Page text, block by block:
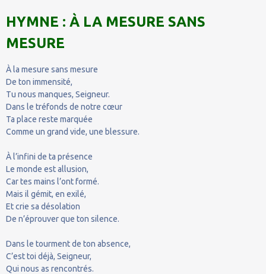
HYMNE : À LA MESURE SANS
MESURE
À la mesure sans mesure
De ton immensité,
Tu nous manques, Seigneur.
Dans le tréfonds de notre cœur
Ta place reste marquée
Comme un grand vide, une blessure.
À l’infini de ta présence
Le monde est allusion,
Car tes mains l’ont formé.
Mais il gémit, en exilé,
Et crie sa désolation
De n’éprouver que ton silence.
Dans le tourment de ton absence,
C’est toi déjà, Seigneur,
Qui nous as rencontrés.